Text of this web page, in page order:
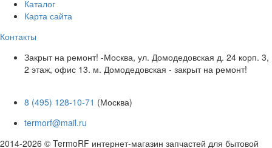
Каталог
Карта сайта
Контакты
Закрыт на ремонт! -Москва, ул. Домодедовская д. 24 корп. 3,
2 этаж, офис 13. м. Домодедовская - закрыт на ремонт!
8 (495) 128-10-71 (Москва)
termorf@mail.ru
2014-2026 © TermoRF интернет-магазин запчастей для бытовой